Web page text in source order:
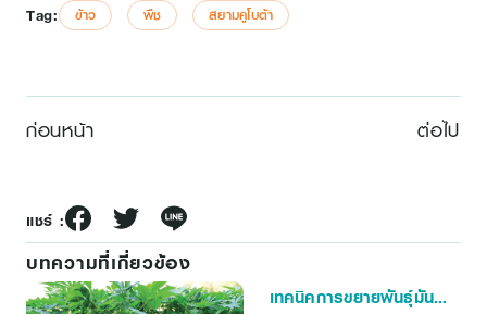
Tag: ข้าว พืช สยามคูโบต้า
ก่อนหน้า ต่อไป
แชร์ :
บทความที่เกี่ยวข้อง
เทคนิคการขยายพันธุ์มัน